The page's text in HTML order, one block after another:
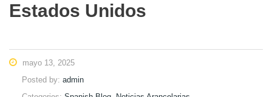
Estados Unidos
mayo 13, 2025
Posted by: admin